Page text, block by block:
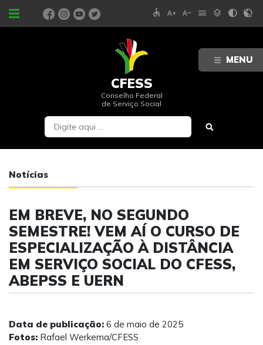
MENU
PORTAIS accessible text_increase text_decrease menu layers contrast contrast_rtl_off
CFESS
Conselho Federal
de Serviço Social
Notícias
EM BREVE, NO SEGUNDO
SEMESTRE! VEM AÍ O CURSO DE
ESPECIALIZAÇÃO À DISTÂNCIA
EM SERVIÇO SOCIAL DO CFESS,
ABEPSS E UERN
Data de publicação: 6 de maio de 2025
Fotos: Rafael Werkema/CFESS